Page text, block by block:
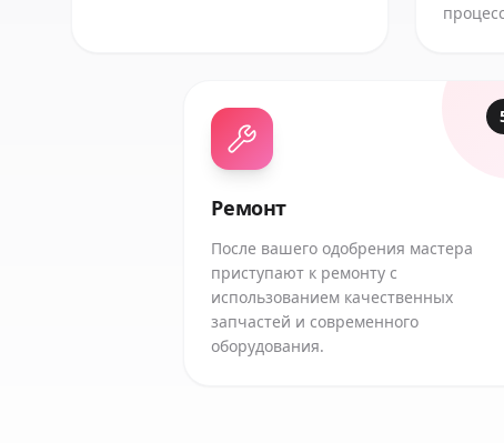
Ремонт
После вашего одобрения мастера
приступают к ремонту с
использованием качественных
запчастей и современного
оборудования.